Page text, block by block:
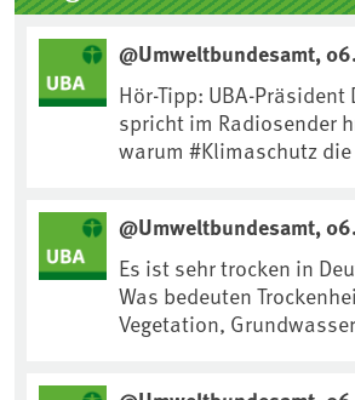
@Umweltbundesamt,
Hör-Tipp: UBA-Präsident
spricht im Radiosender
warum #Klimaschutz die wichtigste
https://
@Umweltbundesamt,
Es ist sehr trocken in
Was bedeuten
Vegetation,